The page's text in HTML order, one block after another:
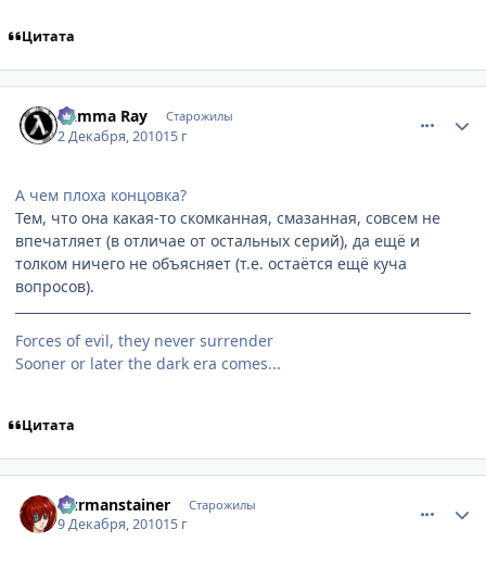
Цитата
Gamma Ray Старожилы
2 Декабря, 201015 г
А чем плоха концовка?
Тем, что она какая-то скомканная, смазанная, совсем не
впечатляет (в отличае от остальных серий), да ещё и
толком ничего не объясняет (т.е. остаётся ещё куча
вопросов).
Forces of evil, they never surrender
Sooner or later the dark era comes...
Цитата
Durmanstainer Старожилы
9 Декабря, 201015 г